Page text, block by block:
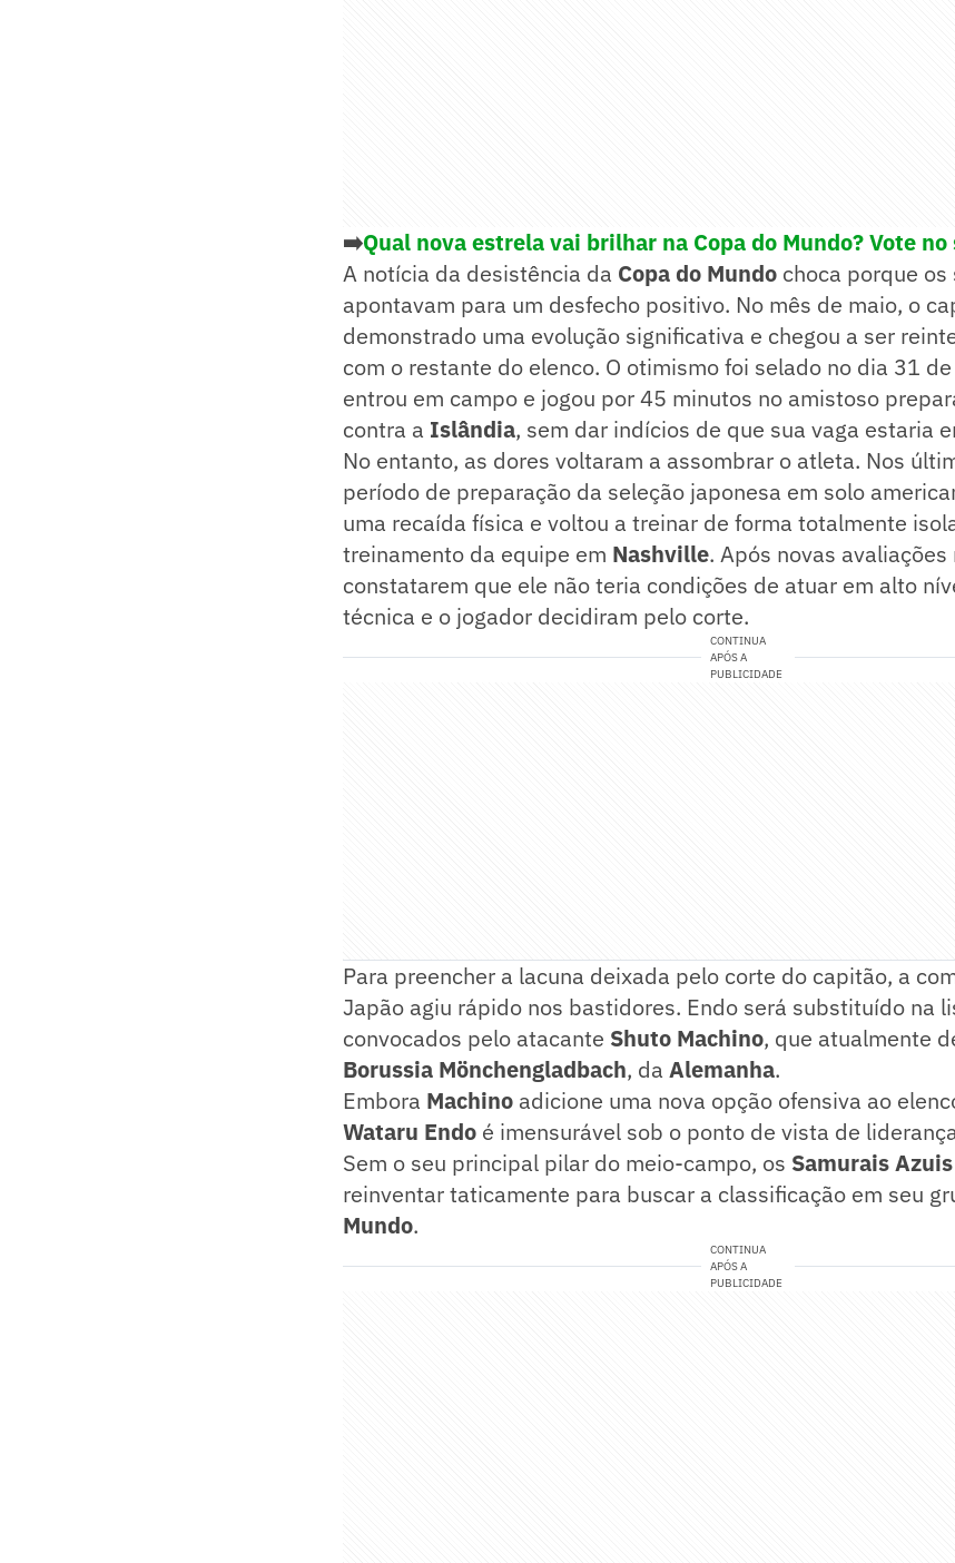
➡️Qual nova estrela vai brilhar na Copa do Mundo? Vote
A notícia da desistência da Copa do Mundo choca porque
apontavam para um desfecho positivo. No mês de maio, o
demonstrado uma evolução significativa e chegou a ser
com o restante do elenco. O otimismo foi selado no dia 31
entrou em campo e jogou por 45 minutos no amistoso
contra a Islândia, sem dar indícios de que sua vaga estaria
No entanto, as dores voltaram a assombrar o atleta. Nos
período de preparação da seleção japonesa em solo
uma recaída física e voltou a treinar de forma totalmente
treinamento da equipe em Nashville. Após novas
constatarem que ele não teria condições de atuar em alto
técnica e o jogador decidiram pelo corte.
CONTINUA
APÓS A
PUBLICIDADE
Para preencher a lacuna deixada pelo corte do capitão, a
Japão agiu rápido nos bastidores. Endo será substituído na
convocados pelo atacante Shuto Machino, que atualmente
Borussia Mönchengladbach, da Alemanha.
Embora Machino adicione uma nova opção ofensiva ao
Wataru Endo é imensurável sob o ponto de vista de
Sem o seu principal pilar do meio-campo, os Samurais Azuis
reinventar taticamente para buscar a classificação em seu
Mundo.
CONTINUA
APÓS A
PUBLICIDADE